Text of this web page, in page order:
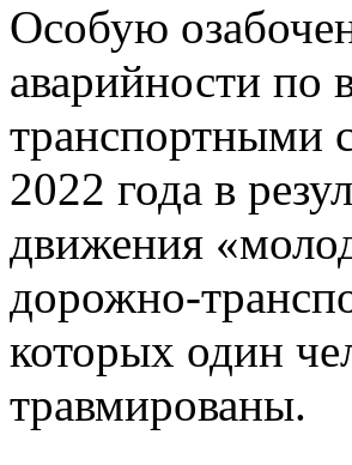
Особую
аварийности по
транспортными
2022 года в
движения
дорожно-
которых один
травмированы.